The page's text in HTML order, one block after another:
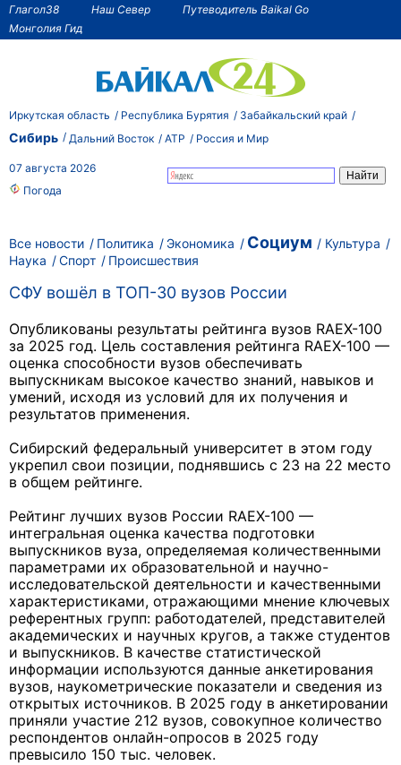
Глагол38 Наш Север
Путеводитель Baikal Go
Монголия Гид
Иркутская область Республика Бурятия Забайкальский край
Сибирь Дальний Восток АТР Россия и Мир
07 августа 2026
Погода
Все новости Политика Экономика Социум
Культура
Наука
Спорт Происшествия
СФУ вошёл в ТОП-30 вузов России
Опубликованы результаты рейтинга вузов RAEX-100
за 2025 год. Цель составления рейтинга RAEX-100 —
оценка способности вузов обеспечивать
выпускникам высокое качество знаний, навыков и
умений, исходя из условий для их получения и
результатов применения.
Сибирский федеральный университет в этом году
укрепил свои позиции, поднявшись с 23 на 22 место
в общем рейтинге.
Рейтинг лучших вузов России RAEX-100 —
интегральная оценка качества подготовки
выпускников вуза, определяемая количественными
параметрами их образовательной и научно-
исследовательской деятельности и качественными
характеристиками, отражающими мнение ключевых
референтных групп: работодателей, представителей
академических и научных кругов, а также студентов
и выпускников. В качестве статистической
информации используются данные анкетирования
вузов, наукометрические показатели и сведения из
открытых источников. В 2025 году в анкетировании
приняли участие 212 вузов, совокупное количество
респондентов онлайн-опросов в 2025 году
превысило 150 тыс. человек.